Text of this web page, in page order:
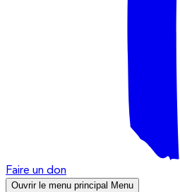
Faire un don
Ouvrir le menu principal Menu